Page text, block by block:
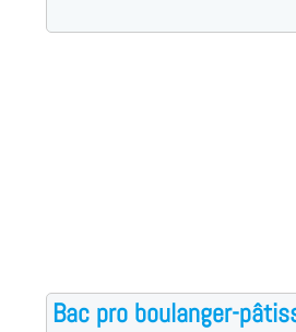
Bac pro boulanger-